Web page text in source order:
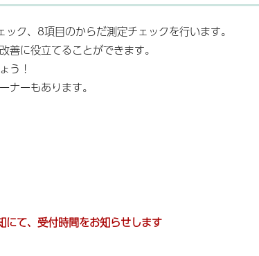
ク、8項目のからだ測定チェックを行います。
善に役立てることができます。
う！
ナーもあります。
て、受付時間をお知らせします